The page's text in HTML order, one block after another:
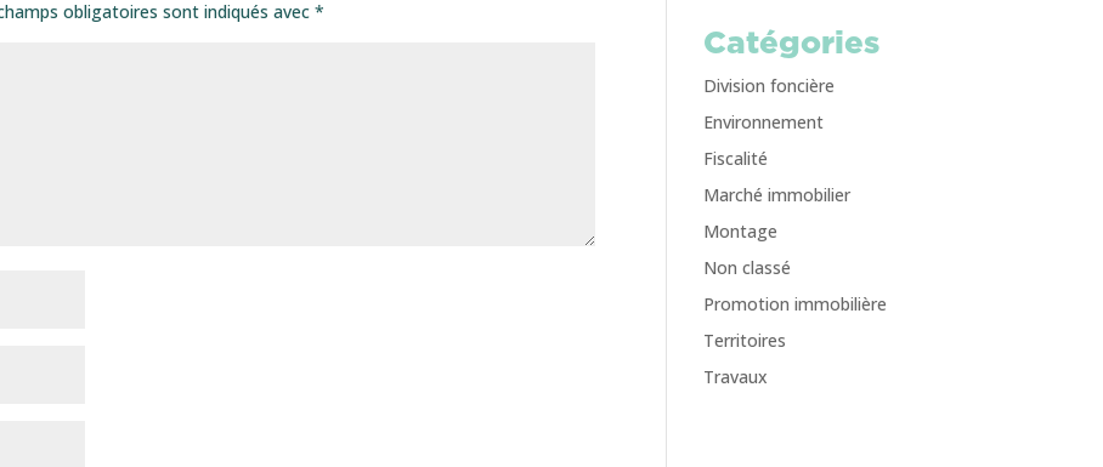
obligatoires sont indiqués avec*
Catégories
Division foncière
Environnement
Fiscalité
Marché immobilier
Montage
Non classé
Promotion immobilière
Territoires
Travaux